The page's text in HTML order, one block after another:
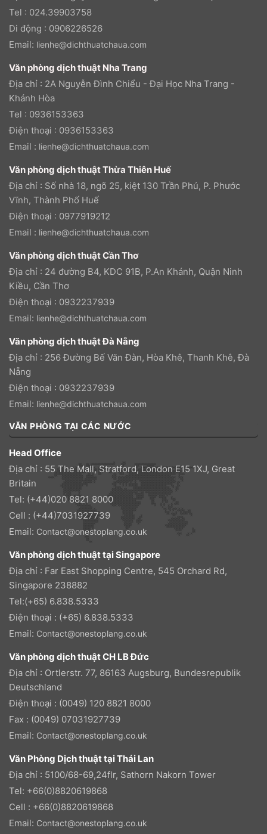
Tel : 024.39903758
Di động : 0906226526
Email: lienhe@dichthuatchaua.com
Văn phòng dịch thuật Nha Trang
Địa chỉ : 2A Nguyễn Đình Chiểu - Đại Học Nha Trang -
Khánh Hòa
Tel : 0936153363
Điện thoại : 0936153363
Email : lienhe@dichthuatchaua.com
Văn phòng dịch thuật Thừa Thiên Huế
Địa chỉ : Số nhà 18, ngõ 25, kiệt 130 Trần Phú, P. Phước
Vĩnh, Thành Phố Huế
Điện thoại : 0977919212
Email : lienhe@dichthuatchaua.com
Văn phòng dịch thuật Cần Thơ
Địa chỉ : 24 đường B4, KDC 91B, P.An Khánh, Quận Ninh
Kiều, Cần Thơ
Điện thoại : 0932237939
Email: lienhe@dichthuatchaua.com
Văn phòng dịch thuật Đà Nẵng
Địa chỉ : 256 Đường Bế Văn Đàn, Hòa Khê, Thanh Khê, Đà
Nẵng
Điện thoại : 0932237939
Email: lienhe@dichthuatchaua.com
VĂN PHÒNG TẠI CÁC NƯỚC
Head Office
Địa chỉ : 55 The Mall, Stratford, London E15 1XJ, Great
Britain
Tel: (+44)020 8821 8000
Cell : (+44)7031927739
Email: Contact@onestoplang.co.uk
Văn phòng dịch thuật tại Singapore
Địa chỉ : Far East Shopping Centre, 545 Orchard Rd,
Singapore 238882
Tel:(+65) 6.838.5333
Điện thoại : (+65) 6.838.5333
Email: Contact@onestoplang.co.uk
Văn phòng dịch thuật CH LB Đức
Địa chỉ : Ortlerstr. 77, 86163 Augsburg, Bundesrepublik
Deutschland
Điện thoại : (0049) 120 8821 8000
Fax : (0049) 07031927739
Email: Contact@onestoplang.co.uk
Văn Phòng Dịch thuật tại Thái Lan
Địa chỉ : 5100/68-69,24flr, Sathorn Nakorn Tower
Tel: +66(0)8820619868
Cell : +66(0)8820619868
Email: Contact@onestoplang.co.uk